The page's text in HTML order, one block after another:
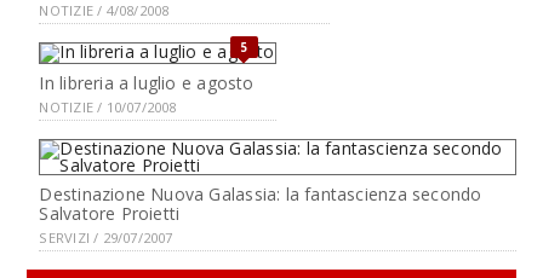
NOTIZIE / 4/08/2008
5
In libreria a luglio e agosto
NOTIZIE / 10/07/2008
Destinazione Nuova Galassia: la fantascienza secondo
Salvatore Proietti
SERVIZI / 29/07/2007